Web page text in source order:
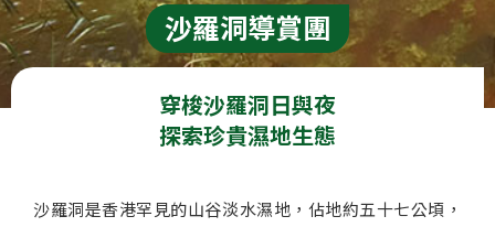
沙羅洞導賞團
穿梭沙羅洞日與夜
探索珍貴濕地生態
沙羅洞是香港罕見的山谷淡水濕地，佔地約五十七公頃，